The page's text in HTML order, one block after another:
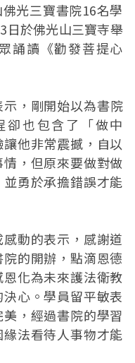
光三寶書院16名學
日於佛光山三寶寺舉
誦讀《勸發菩提心
，剛開始以為書院
卻也包含了「做中
他非常震撼，自以
，但原來要做對做
勇於承擔錯誤才能
動的表示，感謝道
的開辦，點滴恩德
化為未來護法衛教
心。學員留平敏表
，經過書院的學習
法看待人事物才能